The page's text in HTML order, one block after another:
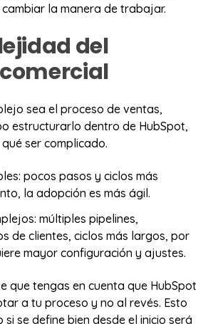
la manera de trabajar.
del
sea el proceso de ventas,
estructurarlo dentro de HubSpot,
ser complicado.
pocos pasos y ciclos más
la adopción es más ágil.
múltiples pipelines,
de clientes, ciclos más largos, por
mayor configuración y ajustes.
que tengas en cuenta que HubSpot
a tu proceso y no al revés. Esto
se define bien desde el inicio será